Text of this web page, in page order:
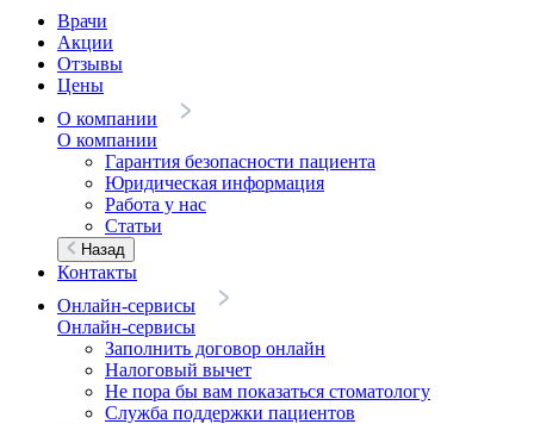
Врачи
Акции
Отзывы
Цены
О компании
О компании
Гарантия безопасности пациента
Юридическая информация
Работа у нас
Статьи
Назад
Контакты
Онлайн-сервисы
Онлайн-сервисы
Заполнить договор онлайн
Налоговый вычет
Не пора бы вам показаться стоматологу
Служба поддержки пациентов